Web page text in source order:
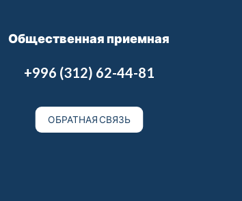
Общественная приемная
+996 (312) 62-44-81
ОБРАТНАЯ СВЯЗЬ